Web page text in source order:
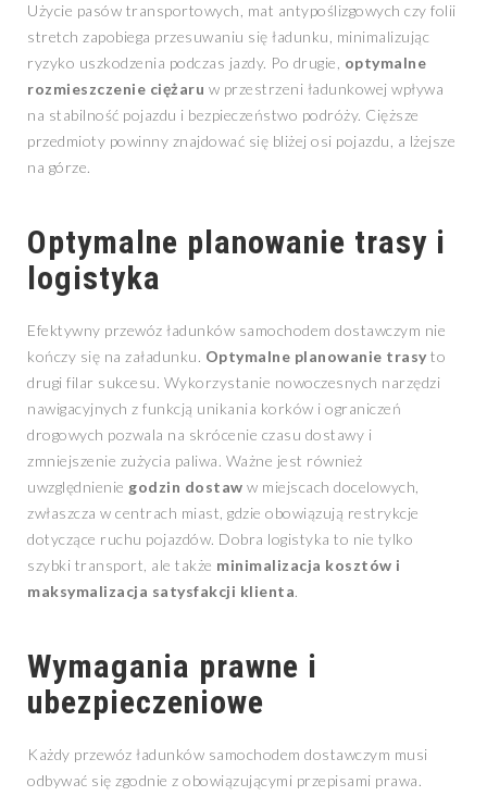
Użycie pasów transportowych, mat antypoślizgowych czy folii
stretch zapobiega przesuwaniu się ładunku, minimalizując
ryzyko uszkodzenia podczas jazdy. Po drugie, optymalne
rozmieszczenie ciężaru w przestrzeni ładunkowej wpływa
na stabilność pojazdu i bezpieczeństwo podróży. Cięższe
przedmioty powinny znajdować się bliżej osi pojazdu, a lżejsze
na górze.
Optymalne planowanie trasy i
logistyka
Efektywny przewóz ładunków samochodem dostawczym nie
kończy się na załadunku. Optymalne planowanie trasy to
drugi filar sukcesu. Wykorzystanie nowoczesnych narzędzi
nawigacyjnych z funkcją unikania korków i ograniczeń
drogowych pozwala na skrócenie czasu dostawy i
zmniejszenie zużycia paliwa. Ważne jest również
uwzględnienie godzin dostaw w miejscach docelowych,
zwłaszcza w centrach miast, gdzie obowiązują restrykcje
dotyczące ruchu pojazdów. Dobra logistyka to nie tylko
szybki transport, ale także minimalizacja kosztów i
maksymalizacja satysfakcji klienta.
Wymagania prawne i
ubezpieczeniowe
Każdy przewóz ładunków samochodem dostawczym musi
odbywać się zgodnie z obowiązującymi przepisami prawa.